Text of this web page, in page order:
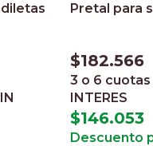
Pretal para
$182.566
3 o 6 cuotas
INTERES
$146.053
Descuento